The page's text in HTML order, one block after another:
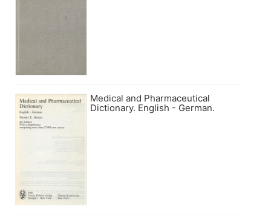
Medical and Pharmaceutical
Dictionary. English - German.